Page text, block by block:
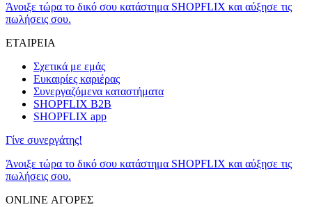
Άνοιξε τώρα το δικό σου κατάστημα SHOPFLIX και αύξησε τις
πωλήσεις σου.
ΕΤΑΙΡΕΙΑ
Σχετικά με εμάς
Ευκαιρίες καριέρας
Συνεργαζόμενα καταστήματα
SHOPFLIX B2B
SHOPFLIX app
Γίνε συνεργάτης!
Άνοιξε τώρα το δικό σου κατάστημα SHOPFLIX και αύξησε τις
πωλήσεις σου.
ONLINE ΑΓΟΡΕΣ